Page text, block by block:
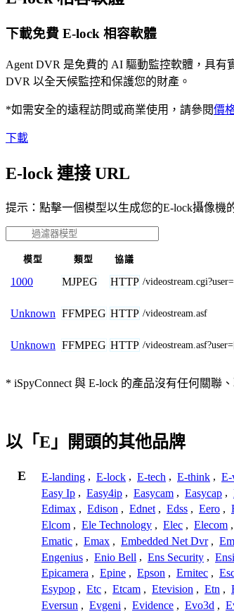
下載免費 E-lock 相容軟體
Agent DVR 是免費的 AI 驅動監控軟體，具
DVR 以全天候監控和保護您的財產。
*如需安全的遠程訪問或商業使用，請參閱價
下載
E-lock 連接 URL
提示：點擊一個模型以生成您的E-lock攝像機
模型 類型 協議
1000 MJPEG HTTP /
Unknown FFMPEG HTTP /videostream.asf
Unknown FFMPEG HTTP /
* iSpyConnect 與 E-lock 的產品沒有任何關
以「E」開頭的其他品牌
E E-landing , E-lock , E-tech , E-think ,
Easy Ip , Easy4ip , Easycam , Easycap ,
Edimax , Edison , Ednet , Edss , Eero ,
Elcom , Ele Technology , Elec , Elecom ,
Ematic , Emax , Embedded Net Dvr ,
Engenius , Enio Bell , Ens Security ,
Epicamera , Epine , Epson , Ernitec ,
Esypop , Etc , Etcam , Etevision , Etn ,
Eversun , Evgeni , Evidence , Evo3d ,